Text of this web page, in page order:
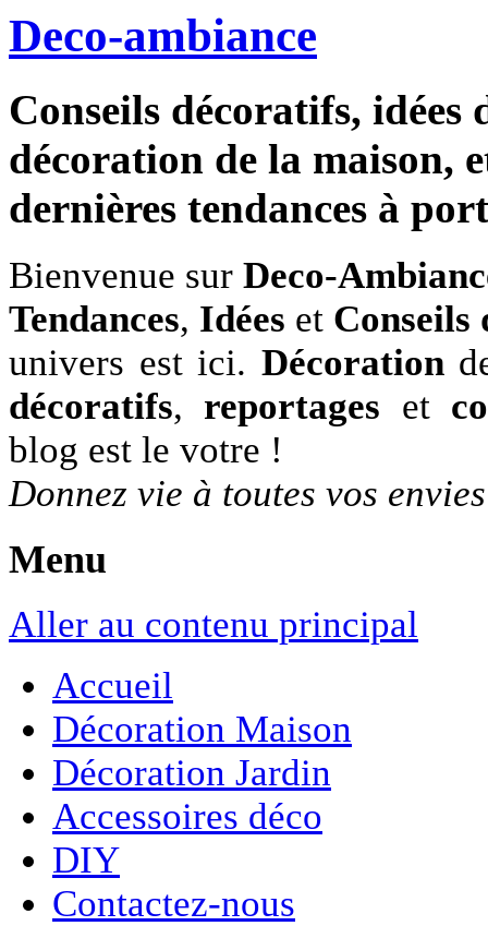
Deco-ambiance
Conseils décoratifs, idées
décoration de la maison,
dernières tendances à
Bienvenue sur Deco-
Tendances, Idées et Conseils
univers est ici. Décoration
décoratifs, reportages et
blog est le votre !
Donnez vie à toutes vos
Menu
Aller au contenu principal
Accueil
Décoration Maison
Décoration Jardin
Accessoires déco
DIY
Contactez-nous